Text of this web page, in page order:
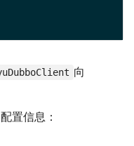
向
置信息：